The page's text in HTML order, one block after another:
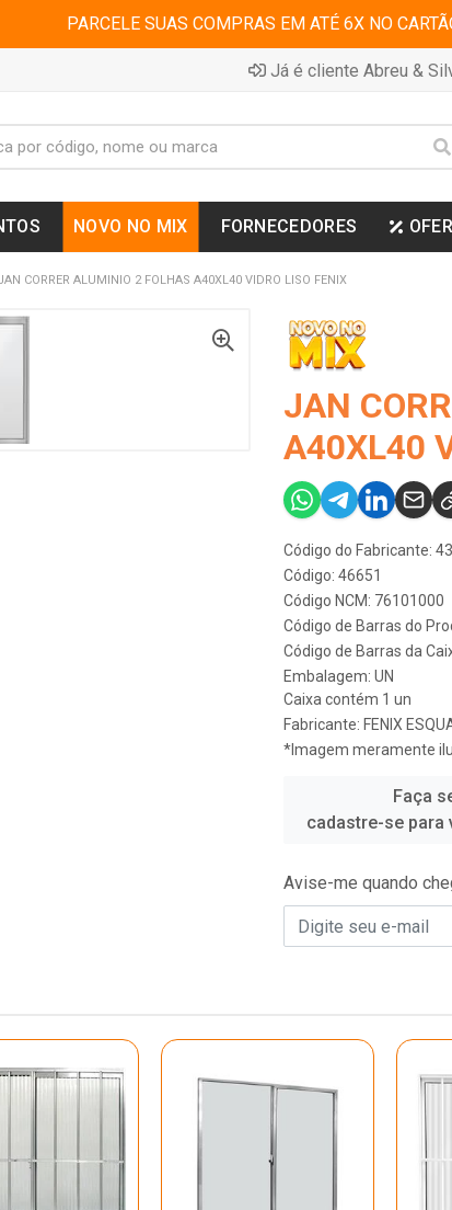
PARCELE SUAS COMPRAS EM ATÉ 6X NO
Já é cliente Abreu &
NOVO NO MIX FORNECEDORES
CORRER ALUMINIO 2 FOLHAS A40XL40 VIDRO LISO FENIX
JAN
A40XL40
Código do Fabricante:
Código: 46651
Código NCM: 76101000
Código de Barras do
Código de Barras da
Embalagem: UN
Caixa contém 1 un
Fabricante: FENIX
*Imagem meramente
Faça
cadastre-se para
Avise-me quando